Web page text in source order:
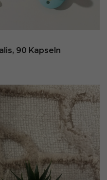
90 Kapseln